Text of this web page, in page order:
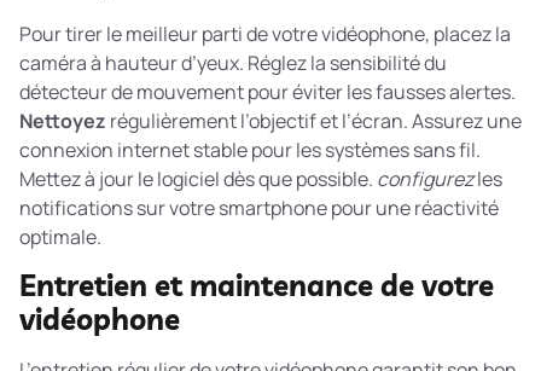
Pour tirer le meilleur parti de votre vidéophone, placez la
caméra à hauteur d’yeux. Réglez la sensibilité du
détecteur de mouvement pour éviter les fausses alertes.
Nettoyez régulièrement l’objectif et l’écran. Assurez une
connexion internet stable pour les systèmes sans fil.
Mettez à jour le logiciel dès que possible. configurezles
notifications sur votre smartphone pour une réactivité
optimale.
Entretien et maintenance de votre
vidéophone